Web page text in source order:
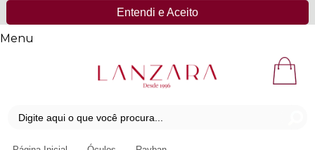
Entendi e Aceito
Menu